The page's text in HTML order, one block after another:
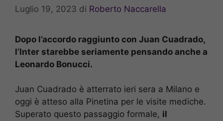
Luglio 19, 2023 di Roberto Naccarella
Dopo l’accordo raggiunto con Juan Cuadrado,
l’Inter starebbe seriamente pensando anche a
Leonardo Bonucci.
Juan Cuadrado è atterrato ieri sera a Milano e
oggi è atteso alla Pinetina per le visite mediche.
Superato questo passaggio formale, il